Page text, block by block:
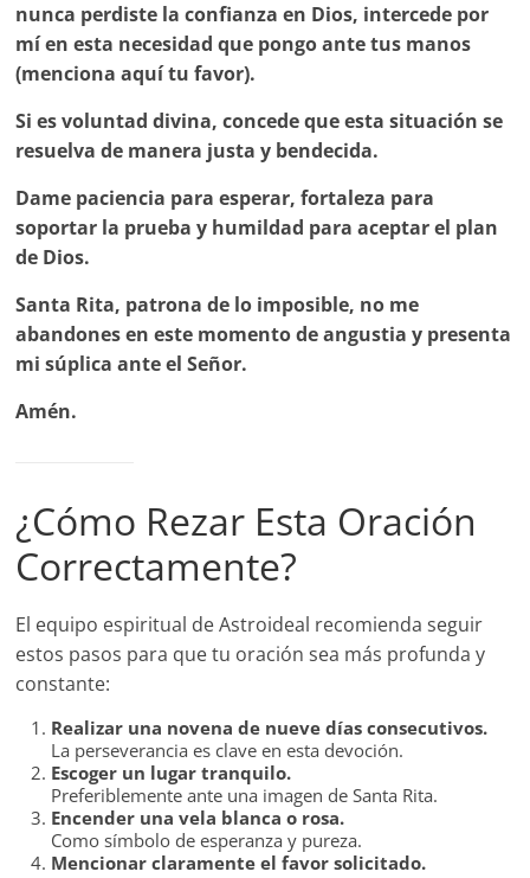
nunca perdiste la confianza en Dios, intercede por
mí en esta necesidad que pongo ante tus manos
(menciona aquí tu favor).
Si es voluntad divina, concede que esta situación se
resuelva de manera justa y bendecida.
Dame paciencia para esperar, fortaleza para
soportar la prueba y humildad para aceptar el plan
de Dios.
Santa Rita, patrona de lo imposible, no me
abandones en este momento de angustia y presenta
mi súplica ante el Señor.
Amén.
¿Cómo Rezar Esta Oración
Correctamente?
El equipo espiritual de Astroideal recomienda seguir
estos pasos para que tu oración sea más profunda y
constante:
Realizar una novena de nueve días consecutivos.
La perseverancia es clave en esta devoción.
Escoger un lugar tranquilo.
Preferiblemente ante una imagen de Santa Rita.
Encender una vela blanca o rosa.
Como símbolo de esperanza y pureza.
Mencionar claramente el favor solicitado.